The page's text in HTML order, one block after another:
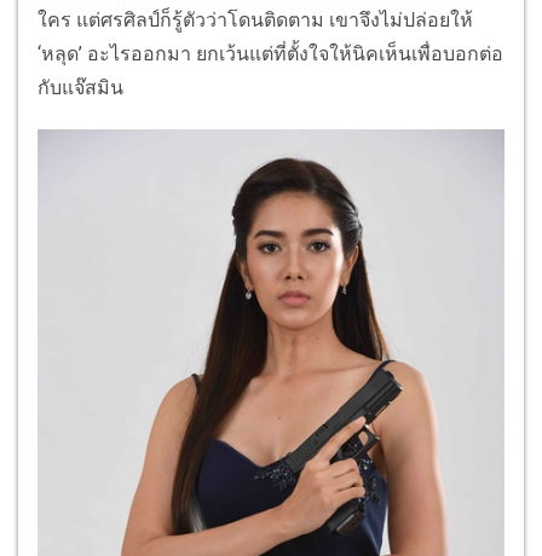
ใคร แต่ศรศิลป์ก็รู้ตัวว่าโดนติดตาม เขาจึงไม่ปล่อยให้
‘หลุด’ อะไรออกมา ยกเว้นแต่ที่ตั้งใจให้นิคเห็นเพื่อบอกต่อ
กับแจ๊สมิน